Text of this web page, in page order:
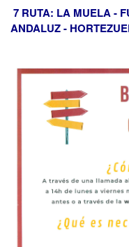
7 RUTA: LA MUELA -
ANDALUZ -